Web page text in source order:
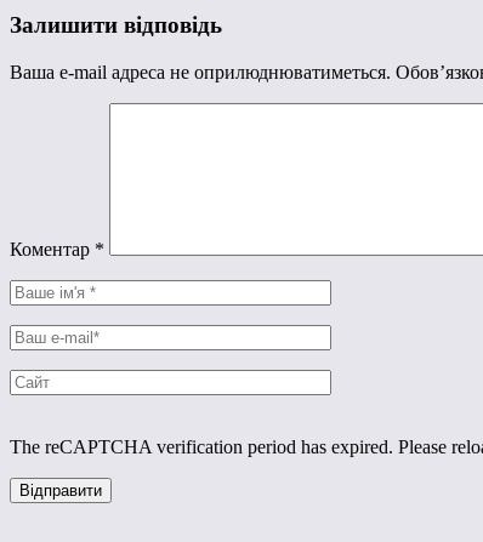
Залишити відповідь
Ваша e-mail адреса не оприлюднюватиметься.
Коментар *
The reCAPTCHA verification period has expired. Please